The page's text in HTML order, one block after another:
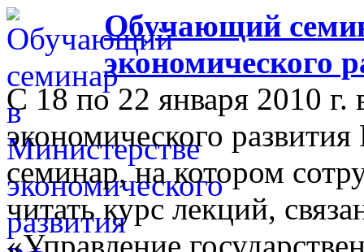
Обучающий
экономического
С 18 по 22 января 2010 г.
экономического
семинар, на котором
читать курс лекций,
«Управление